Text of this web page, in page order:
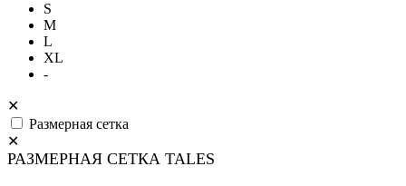
S
M
L
XL
-
✕
Размерная сетка
✕
РАЗМЕРНАЯ СЕТКА TALES